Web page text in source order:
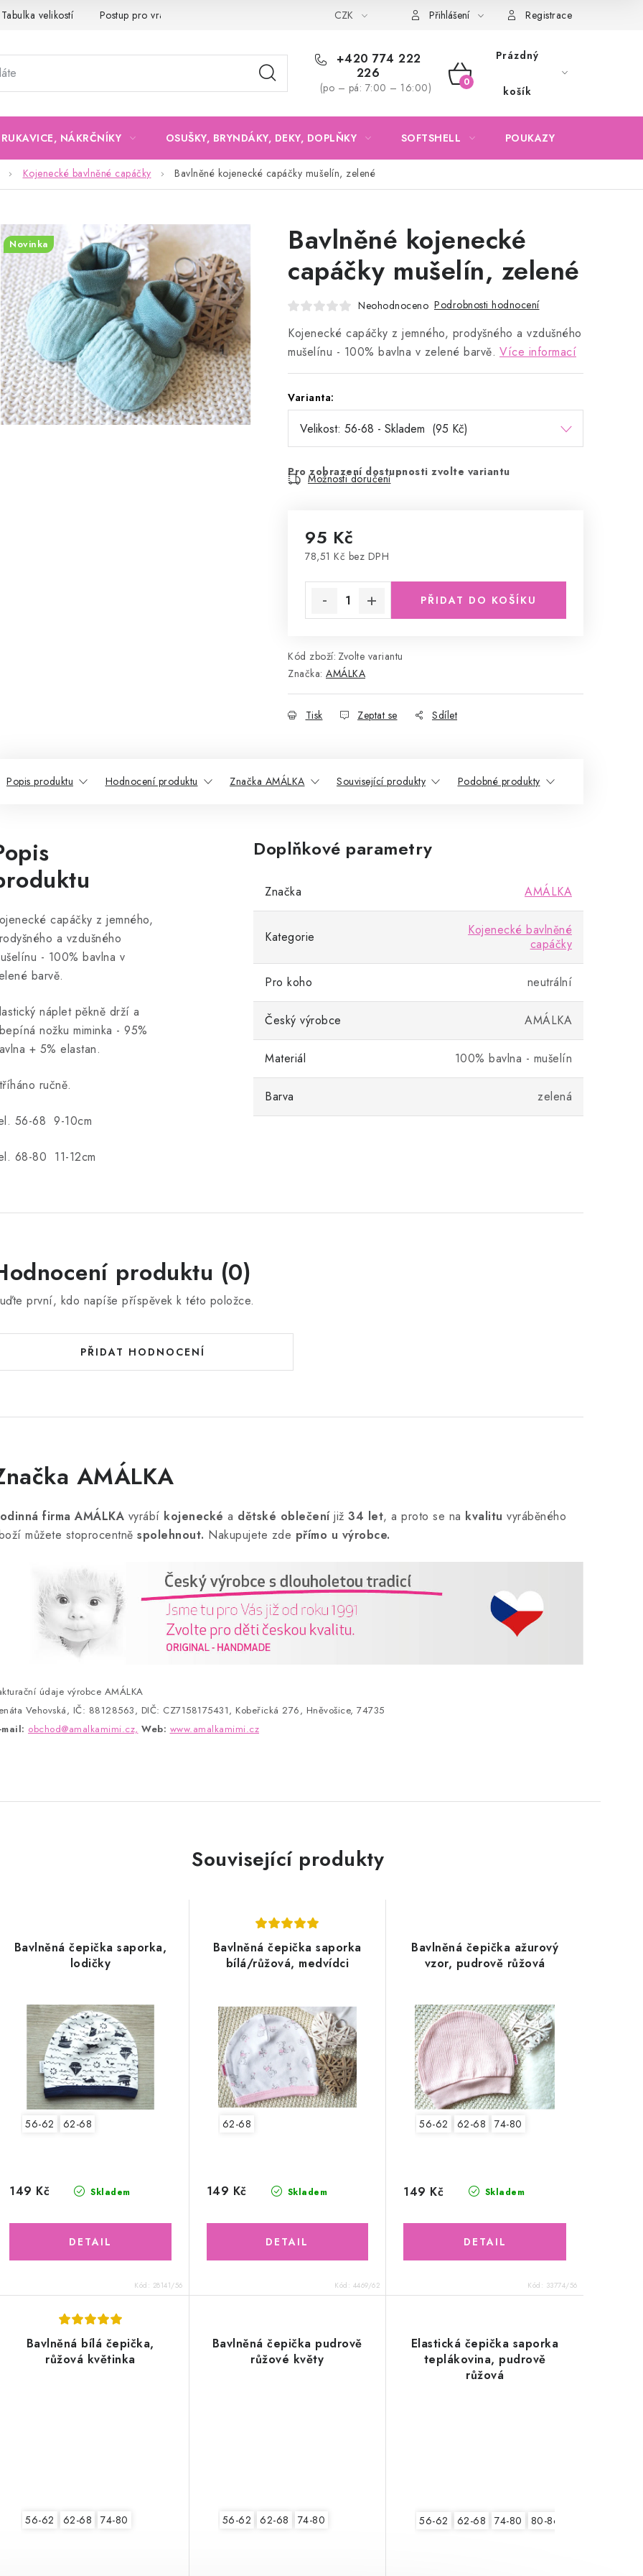
Tabulka velikostí Postup pro vrácení a výměnu Obchodní podmínky Podmínky ochrany osobních údajů
CZK Přihlášení Registrace
+420 774 222
226
(po – pá: 7:00 – 16:00)
NÁKUPNÍ
Prázdný
košík
NÁKRČNÍKY OSUŠKY, BRYNDÁKY, DEKY, DOPLŇKY SOFTSHELL POUKAZY
Kojenecké bavlněné capáčky Bavlněné kojenecké capáčky mušelín, zelené
Bavlněné kojenecké
capáčky mušelín, zelené
Neohodnoceno Podrobnosti hodnocení
Kojenecké capáčky z jemného, prodyšného a vzdušného
mušelínu - 100% bavlna v zelené barvě. Více informací
Varianta:
Pro zobrazení dostupnosti zvolte variantu
Možnosti doručení
95 Kč
78,51 Kč bez DPH
PŘIDAT DO KOŠÍKU
Kód zboží: Zvolte variantu
Značka: AMÁLKA
Tisk Zeptat se Sdílet
Novinka
Popis produktu Hodnocení produktu Značka AMÁLKA Související produkty Podobné produkty
capáčky z jemného,
a vzdušného
- 100% bavlna v
barvě.
náplet pěkně drží a
nožku miminka - 95%
+ 5% elastan.
ručně.
56-68 9-10cm
68-80 11-12cm
Doplňkové parametry
Značka AMÁLKA
Kategorie
Kojenecké bavlněné
capáčky
Pro koho neutrální
Český výrobce AMÁLKA
Materiál 100% bavlna - mušelín
Barva zelená
produktu (0)
první, kdo napíše příspěvek k této položce.
PŘIDAT HODNOCENÍ
AMÁLKA
firma AMÁLKA vyrábí kojenecké a dětské oblečeníjiž 34 let, a proto se na kvalitu vyráběného
můžete stoprocentně spolehnout. Nakupujete zde přímo u výrobce.
údaje výrobce AMÁLKA
Vehovská, IČ: 88128563, DIČ: CZ7158175431, Kobeřická 276, Hněvošice, 74735
mail: obchod@amalkamimi.cz, Web: www.amalkamimi.cz
Související produkty
Bavlněná čepička saporka,
lodičky
56-62 62-68
Skladem
149 Kč
Kód: 28141/56
Bavlněná čepička saporka
bílá/růžová, medvídci
62-68
Skladem
149 Kč
Kód: 4469/62
Bavlněná čepička ažurový
vzor, pudrově růžová
56-62 62-68 74-80
Skladem
149 Kč
Kód: 33774/56
Bavlněná bílá čepička,
růžová květinka
56-62 62-68 74-80
Bavlněná čepička pudrově
růžové květy
56-62 62-68 74-80
Elastická čepička saporka
teplákovina, pudrově
růžová
56-62 62-68 74-80 80-86